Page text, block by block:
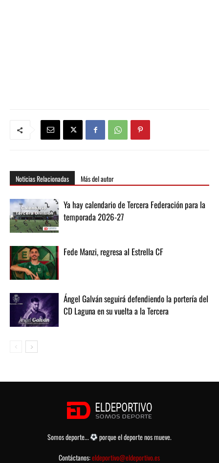
Noticias Relacionadas Más del autor
Ya hay calendario de Tercera Federación para la
temporada 2026-27
Fede Manzi, regresa al Estrella CF
Ángel Galván seguirá defendiendo la portería del
CD Laguna en su vuelta a la Tercera
Somos deporte...
porque el deporte nos mueve.
Contáctanos:eldeportivo@eldeportivo.es